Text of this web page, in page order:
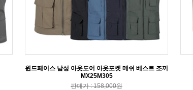
윈드페이스 남성 아웃도어 아웃포켓 메쉬 베스트 조끼
MX25M305
판매가 : 158,000원